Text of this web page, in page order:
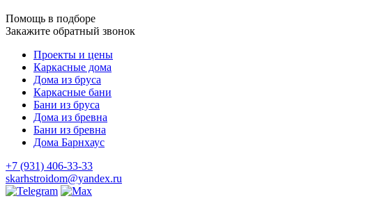
Помощь в подборе
Закажите обратный звонок
Проекты и цены
Каркасные дома
Дома из бруса
Каркасные бани
Бани из бруса
Дома из бревна
Бани из бревна
Дома Барнхаус
+7 (931) 406-33-33
skarhstroidom@yandex.ru